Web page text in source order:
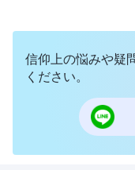
信仰上の悩みや疑
ください。